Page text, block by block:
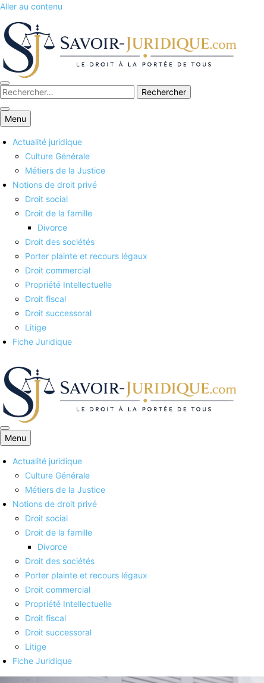
Aller au contenu
Savoirs juridiques
Menu
Actualité juridique
Culture Générale
Métiers de la Justice
Notions de droit privé
Droit social
Droit de la famille
Divorce
Droit des sociétés
Porter plainte et recours légaux
Droit commercial
Propriété Intellectuelle
Droit fiscal
Droit successoral
Litige
Fiche Juridique
Savoirs juridiques
Menu
Actualité juridique
Culture Générale
Métiers de la Justice
Notions de droit privé
Droit social
Droit de la famille
Divorce
Droit des sociétés
Porter plainte et recours légaux
Droit commercial
Propriété Intellectuelle
Droit fiscal
Droit successoral
Litige
Fiche Juridique